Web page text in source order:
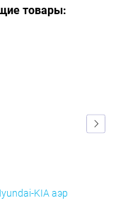
товары:
KIA аэр